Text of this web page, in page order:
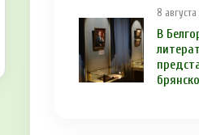
8 августа
В